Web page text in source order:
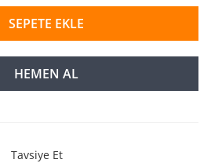
SEPETE EKLE
HEMEN AL
Tavsiye Et